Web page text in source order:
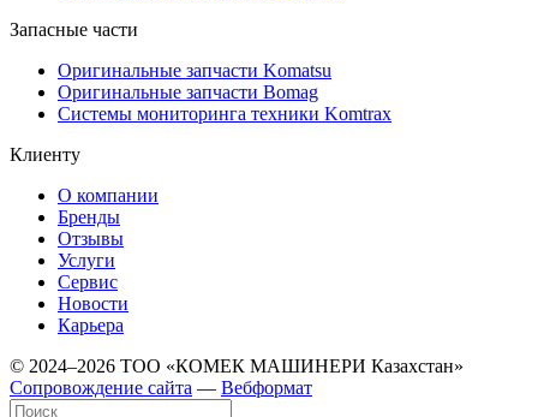
Запасные части
Оригинальные запчасти Komatsu
Оригинальные запчасти Bomag
Системы мониторинга техники Komtrax
Клиенту
О компании
Бренды
Отзывы
Услуги
Сервис
Новости
Карьера
© 2024–2026 ТОО «КОМЕК МАШИНЕРИ Казахстан»
Cопровождение сайта — Вебформат